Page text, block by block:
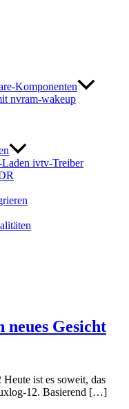
Komponenten
nvram-wakeup
ivtv-Treiber
neues Gesicht
ist es soweit, das
12. Basierend […]